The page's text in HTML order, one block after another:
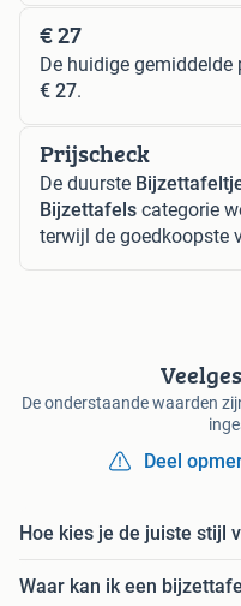
€ 27
De huidige gemiddelde
€ 27.
Prijscheck
De duurste
Bijzettafels categorie
terwijl de goedkoopste
De onderstaande waarden
Deel
Hoe kies je de juiste stijl
Waar kan ik een